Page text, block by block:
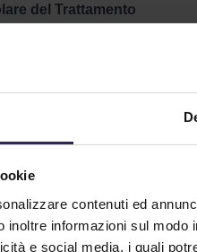
contenuti ed
inoltre informazioni sul
e social media, i quali
del Trattamento
persona fisica o giuridica,
le finalità e i mezzi del
dal diritto dell'Unione
possono essere
persona fisica o giuridica che
del GDPR,
con l’Autorità garante
del trattamento